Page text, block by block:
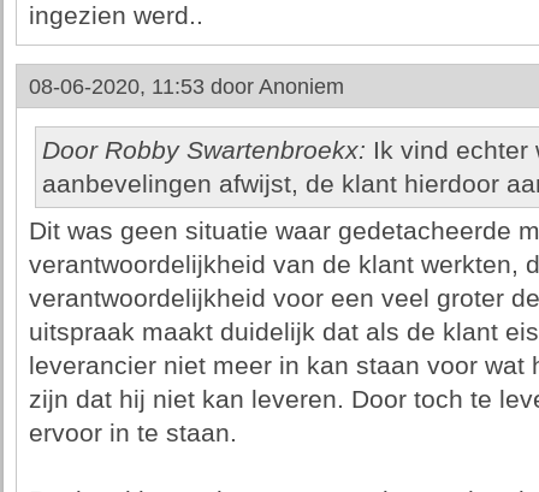
ingezien werd..
08-06-2020, 11:53 door Anoniem
Door Robby Swartenbroekx: Ik vind echter
aanbevelingen afwijst, de klant hierdoor
Dit was geen situatie waar gedetacheerde
verantwoordelijkheid van de klant werkten,
verantwoordelijkheid voor een veel groter
uitspraak maakt duidelijk dat als de klant
leverancier niet meer in kan staan voor wat
zijn dat hij niet kan leveren. Door toch te
ervoor in te staan.